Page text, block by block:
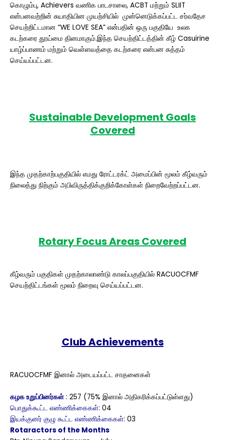
கொழும்பு, Achievers வணிக பாடசாலை, ACBT மற்றும் SLIIT
என்பனவற்றின் சுயாதியின முயற்சியில் முன்னெடுக்கப்பட்ட சர்வதேச
செயற்றிட்டமான “WE LOVE SEA” என்பதின் ஒரு பகுதியே உலக
கடற்கரை தூய்மை தினமாகும்.இந்த செயற்திட்டத்தின் கீழ் Casuirine
யாழ்ப்பாணம் மற்றும் வெள்ளவத்தை கடற்கரை என்பன சுத்தம்
செய்யப்பட்டன.
Sustainable Development Goals
Covered
இந்த முதற்காற்பகுதியில் எமது ரோட்டரக்ட் அமைப்பின் மூலம் கீழ்வரும்
நிலைத்து நிற்கும் அபிவிருத்திக்குறிக்கோள்கள் நிறைவேற்றப்பட்டன.
Rotary Focus Areas Covered
கீழ்வரும் பகுதிகள் முதற்காலாண்டு காலப்பகுதியில் RACUOCFMF
செயற்திட்டங்கள் மூலம் நிறைவு செய்யப்பட்டன.
Club Achievements
RACUOCFMF இனால் அடையப்பட்ட சாதனைகள்
கழக உறுப்பினர்கள்: 257 (75% இனால் அதிகரிக்கப்பட்டுள்ளது)
பொதுக்கூட்ட எண்ணிக்கைகள்: 04
இயக்குனர் குழு கூட்ட எண்ணிக்கைகள்: 03
Rotaractors of the Months